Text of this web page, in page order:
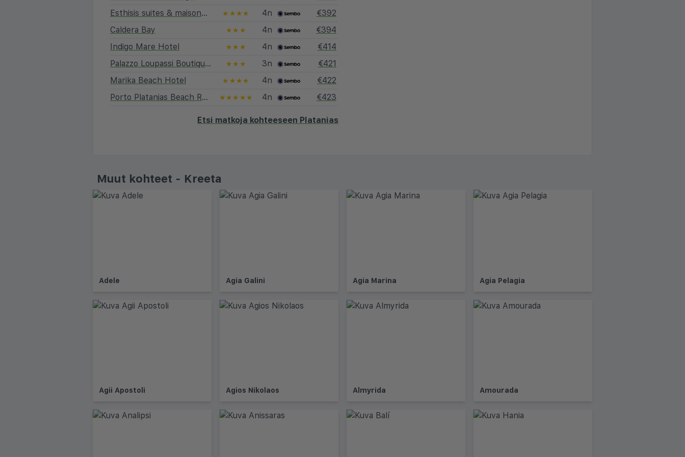
Esthisis suites & maisonettes
★★★★ 4n
€392
Caldera Bay
★★★ 4n
€394
Indigo Mare Hotel
★★★ 4n
€414
Palazzo Loupassi Boutique Hotel
★★★ 3n
€421
Marika Beach Hotel
★★★★ 4n
€422
Porto Platanias Beach Resort & Spa
★★★★★ 4n €423
Etsi matkoja kohteeseen Platanias
Muut kohteet - Kreeta
Adele Agia Galini Agia Marina Agia Pelagia
Agii Apostoli Agios Nikolaos Almyrida Amourada